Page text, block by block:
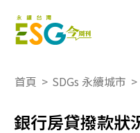
首頁 > SDGs 永續城市 >
銀行房貸撥款狀